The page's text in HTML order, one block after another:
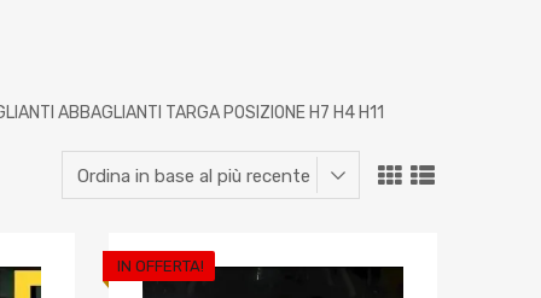
ABBAGLIANTI TARGA POSIZIONE H7 H4 H11
Aggiungi ai preferiti
IN OFFERTA!